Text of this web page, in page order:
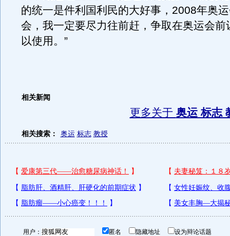
的统一是件利国利民的大好事，2008年奥
会，我一定要尽力往前赶，争取在奥运会前
以使用。”
相关新闻
更多关于 奥运 标志
相关搜索： 奥运 标志 教授
用户： 匿名 隐藏地址 设为辩论话题